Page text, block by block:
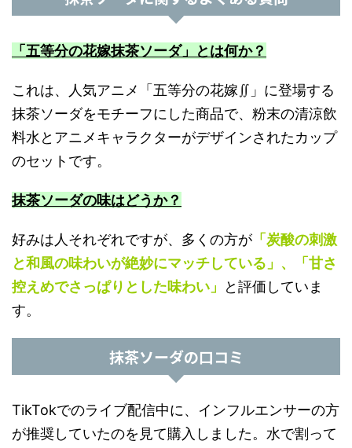
「五等分の花嫁抹茶ソーダ」とは何か？
これは、人気アニメ「五等分の花嫁∬」に登場する
抹茶ソーダをモチーフにした商品で、粉末の清涼飲
料水とアニメキャラクターがデザインされたカップ
のセットです。
抹茶ソーダの味はどうか？
好みは人それぞれですが、多くの方が 「炭酸の刺激
と和風の味わいが絶妙にマッチしている」、「甘さ
控えめでさっぱりとした味わい」
と評価していま
す。
抹茶ソーダの口コミ
TikTokでのライブ配信中に、インフルエンサーの方
が推奨していたのを見て購入しました。水で割って